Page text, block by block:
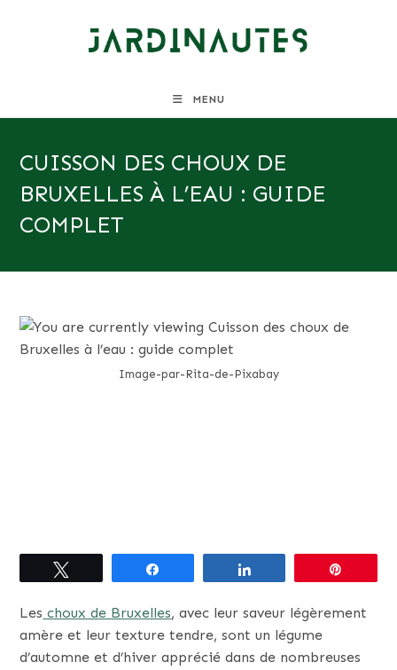
MENU
CUISSON DES CHOUX DE
BRUXELLES À L’EAU : GUIDE
COMPLET
Image-par-Rita-de-Pixabay
Les choux de Bruxelles, avec leur saveur légèrement
amère et leur texture tendre, sont un légume
d’automne et d’hiver apprécié dans de nombreuses